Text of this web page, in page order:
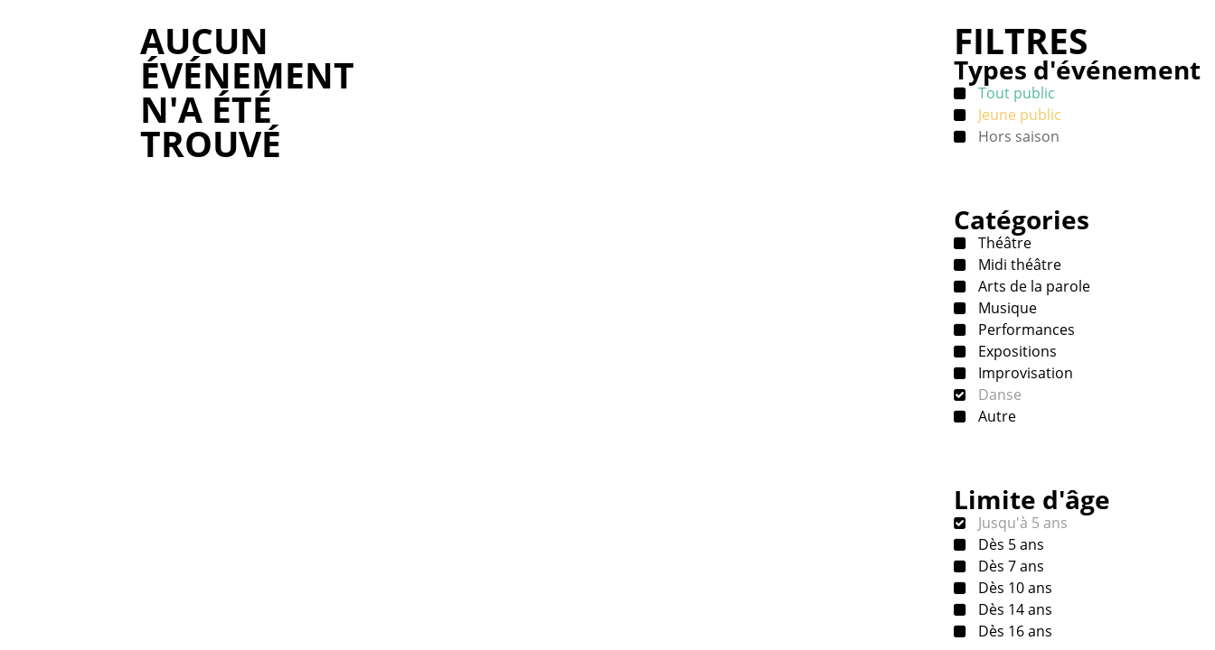
AUCUN
ÉVÉNEMENT
N'A ÉTÉ
TROUVÉ
FILTRES
Types d'événement
Tout public
Jeune public
Hors saison
Catégories
Théâtre
Midi théâtre
Arts de la parole
Musique
Performances
Expositions
Improvisation
Danse
Autre
Limite d'âge
Jusqu'à 5 ans
Dès 5 ans
Dès 7 ans
Dès 10 ans
Dès 14 ans
Dès 16 ans